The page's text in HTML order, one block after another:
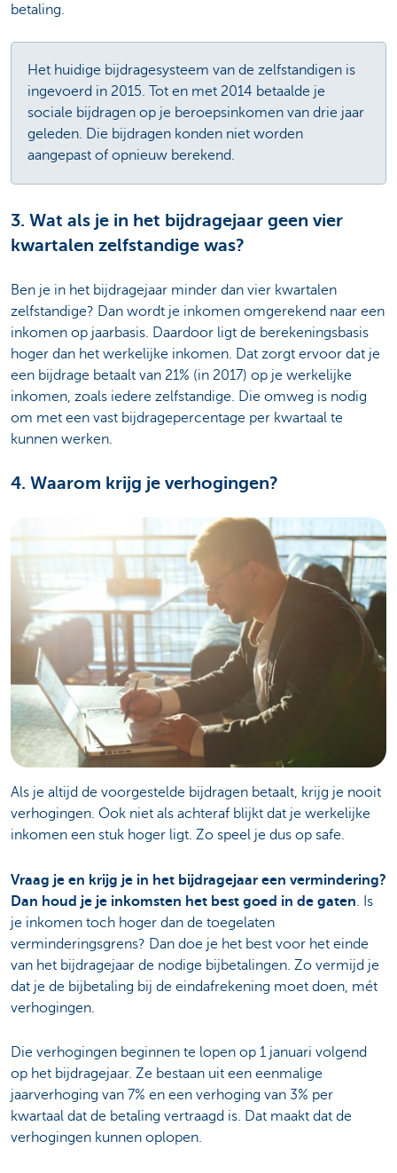
betaling.
Het huidige bijdragesysteem van de zelfstandigen is
ingevoerd in 2015. Tot en met 2014 betaalde je
sociale bijdragen op je beroepsinkomen van drie jaar
geleden. Die bijdragen konden niet worden
aangepast of opnieuw berekend.
3. Wat als je in het bijdragejaar geen vier
kwartalen zelfstandige was?
Ben je in het bijdragejaar minder dan vier kwartalen
zelfstandige? Dan wordt je inkomen omgerekend naar een
inkomen op jaarbasis. Daardoor ligt de berekeningsbasis
hoger dan het werkelijke inkomen. Dat zorgt ervoor dat je
een bijdrage betaalt van 21% (in 2017) op je werkelijke
inkomen, zoals iedere zelfstandige. Die omweg is nodig
om met een vast bijdragepercentage per kwartaal te
kunnen werken.
4. Waarom krijg je verhogingen?
Als je altijd de voorgestelde bijdragen betaalt, krijg je nooit
verhogingen. Ook niet als achteraf blijkt dat je werkelijke
inkomen een stuk hoger ligt. Zo speel je dus op safe.
Vraag je en krijg je in het bijdragejaar een vermindering?
Dan houd je je inkomsten het best goed in de gaten. Is
je inkomen toch hoger dan de toegelaten
verminderingsgrens? Dan doe je het best voor het einde
van het bijdragejaar de nodige bijbetalingen. Zo vermijd je
dat je de bijbetaling bij de eindafrekening moet doen, mét
verhogingen.
Die verhogingen beginnen te lopen op 1 januari volgend
op het bijdragejaar. Ze bestaan uit een eenmalige
jaarverhoging van 7% en een verhoging van 3% per
kwartaal dat de betaling vertraagd is. Dat maakt dat de
verhogingen kunnen oplopen.